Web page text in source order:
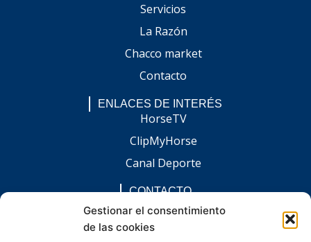
Gestionar el consentimiento
de las cookies
Servicios
La Razón
Chacco market
Contacto
ENLACES DE INTERÉS
HorseTV
ClipMyHorse
Canal Deporte
CONTACTO
comunicacion@chaccoinfo.com
Presentes en todo el ámbito nacional